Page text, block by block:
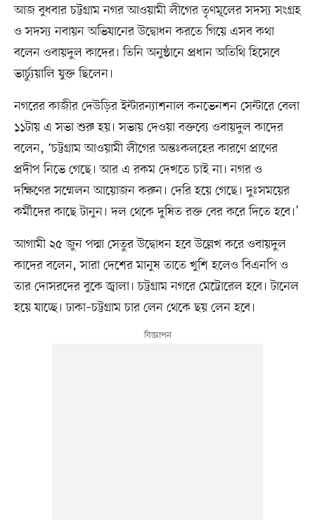
আজ বুধবার চট্টগ্রাম নগর আওয়ামী লীগের তৃণমূলের সদস্য সংগ্রহ
ও সদস্য নবায়ন অভিযানের উদ্বোধন করতে গিয়ে এসব কথা
বলেন ওবায়দুল কাদের। তিনি অনুষ্ঠানে প্রধান অতিথি হিসেবে
ভার্চ্যুয়ালি যুক্ত ছিলেন।
নগরের কাজীর দেউড়ির ইন্টারন্যাশনাল কনভেনশন সেন্টারে বেলা
১১টায় এ সভা শুরু হয়। সভায় দেওয়া বক্তব্যে ওবায়দুল কাদের
বলেন, ‘চট্টগ্রাম আওয়ামী লীগের অন্তঃকলহের কারণে প্রাণের
প্রদীপ নিভে গেছে। আর এ রকম দেখতে চাই না। নগর ও
দক্ষিণের সম্মেলন আয়োজন করুন। দেরি হয়ে গেছে। দুঃসময়ের
কর্মীদের কাছে টানুন। দল থেকে দুষিত রক্ত বের করে দিতে হবে।’
আগামী ২৫ জুন পদ্মা সেতুর উদ্বোধন হবে উল্লেখ করে ওবায়দুল
কাদের বলেন, সারা দেশের মানুষ তাতে খুশি হলেও বিএনপি ও
তার দোসরদের বুকে জ্বালা। চট্টগ্রাম নগরে মেট্রোরেল হবে। টানেল
হয়ে যাচ্ছে। ঢাকা–চট্টগ্রাম চার লেন থেকে ছয় লেন হবে।